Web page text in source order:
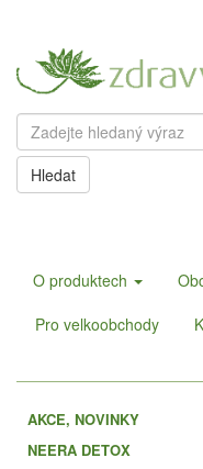
Hledat
O produktech
Pro velkoobchody
AKCE, NOVINKY
NEERA DETOX